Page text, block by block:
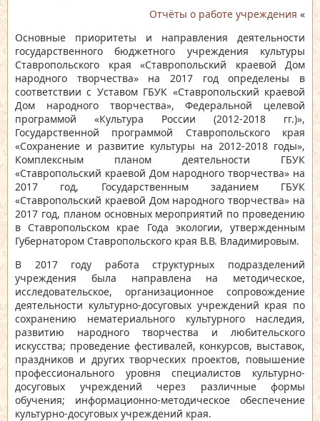
Отчёты о работе учреждения «
Основные приоритеты и направления деятельности
государственного бюджетного учреждения культуры
Ставропольского края «Ставропольский краевой Дом
народного творчества» на 2017 год определены в
соответствии с Уставом ГБУК «Ставропольский краевой
Дом народного творчества», Федеральной целевой
программой «Культура России (2012-2018 гг.)»,
Государственной программой Ставропольского края
«Сохранение и развитие культуры на 2012-2018 годы»,
Комплексным планом деятельности ГБУК
«Ставропольский краевой Дом народного творчества» на
2017 год, Государственным заданием ГБУК
«Ставропольский краевой Дом народного творчества» на
2017 год, планом основных мероприятий по проведению
в Ставропольском крае Года экологии, утвержденным
Губернатором Ставропольского края В.В. Владимировым.
В 2017 году работа структурных подразделений
учреждения была направлена на методическое,
исследовательское, организационное сопровождение
деятельности культурно-досуговых учреждений края по
сохранению нематериального культурного наследия,
развитию народного творчества и любительского
искусства; проведение фестивалей, конкурсов, выставок,
праздников и других творческих проектов, повышение
профессионального уровня специалистов культурно-
досуговых учреждений через различные формы
обучения; информационно-методическое обеспечение
культурно-досуговых учреждений края.